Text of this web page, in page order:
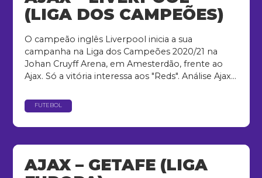
(LIGA DOS CAMPEÕES)
O campeão inglês Liverpool inicia a sua
campanha na Liga dos Campeões 2020/21 na
Johan Cruyff Arena, em Amesterdão, frente ao
Ajax. Só a vitória interessa aos "Reds". Análise Ajax...
FUTEBOL
AJAX – GETAFE (LIGA